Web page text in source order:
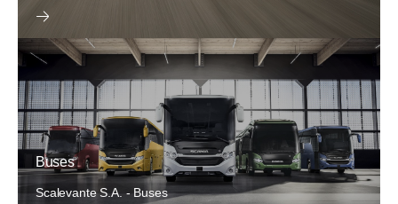
Buses
Scalevante S.A. - Buses